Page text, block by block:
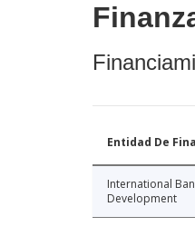
Entidad De
International
Development